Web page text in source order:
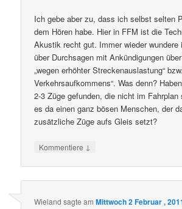
Ich gebe aber zu, dass ich selbst selten
dem Hören habe. Hier in FFM ist die
Akustik recht gut. Immer wieder wundere
über Durchsagen mit Ankündigungen
„wegen erhöhter Streckenauslastung“
Verkehrsaufkommens“. Was denn?
2-3 Züge gefunden, die nicht im Fahrplan
es da einen ganz bösen Menschen, der
zusätzliche Züge aufs Gleis setzt?
Kommentiere ↓
Wieland sagte amMittwoch 2 Februar ,